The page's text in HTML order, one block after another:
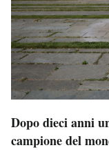
Dopo dieci anni
campione del